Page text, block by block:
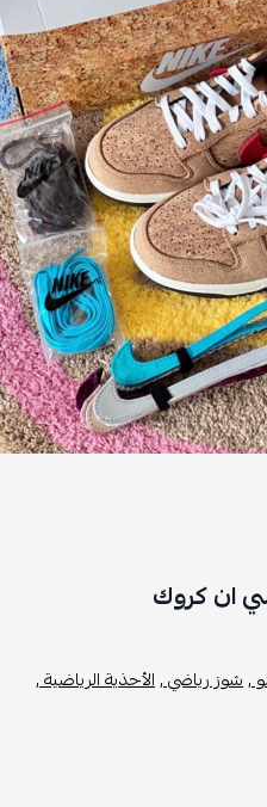
ان كروك
,شوز رياضي ,الأحذية الرياضية ,